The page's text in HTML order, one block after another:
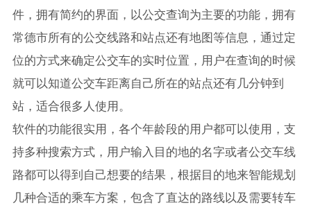
件，拥有简约的界面，以公交查询为主要的功能，拥有
常德市所有的公交线路和站点还有地图等信息，通过定
位的方式来确定公交车的实时位置，用户在查询的时候
就可以知道公交车距离自己所在的站点还有几分钟到
站，适合很多人使用。
软件的功能很实用，各个年龄段的用户都可以使用，支
持多种搜索方式，用户输入目的地的名字或者公交车线
路都可以得到自己想要的结果，根据目的地来智能规划
几种合适的乘车方案，包含了直达的路线以及需要转车